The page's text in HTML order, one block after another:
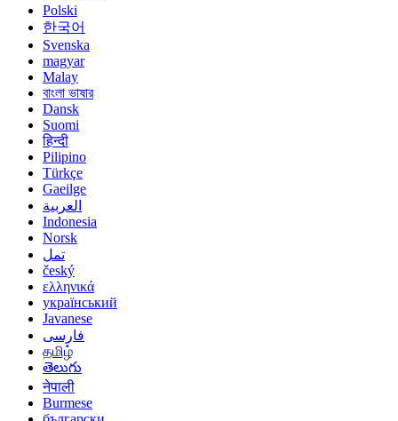
Polski
한국어
Svenska
magyar
Malay
বাংলা ভাষার
Dansk
Suomi
हिन्दी
Pilipino
Türkçe
Gaeilge
العربية
Indonesia
Norsk‎
تمل
český
ελληνικά
український
Javanese
فارسی
தமிழ்
తెలుగు
नेपाली
Burmese